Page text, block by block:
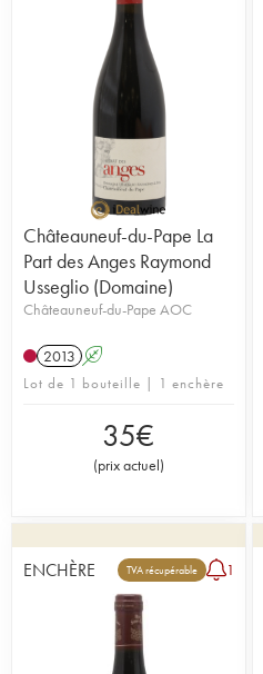
Châteauneuf-du-Pape La
Part des Anges Raymond
Usseglio (Domaine)
Châteauneuf-du-Pape AOC
2013 A
Lot de 1 bouteille | 1 enchère
35€
(prix actuel)
ENCHÈRE TVA récupérable 1